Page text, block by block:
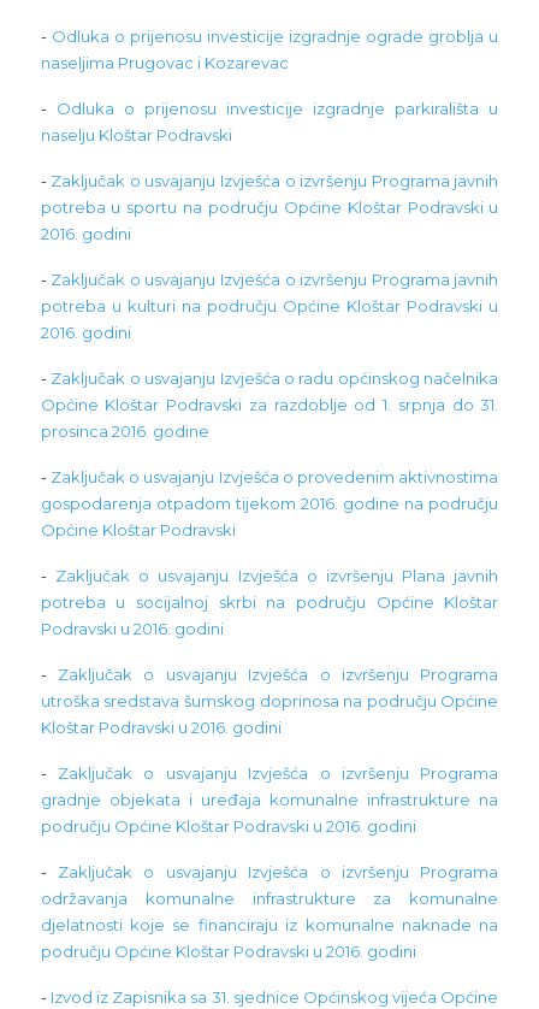
- Odluka o prijenosu investicije izgradnje ograde groblja u
naseljima Prugovac i Kozarevac
-Odluka o prijenosu investicije izgradnje parkirališta u
naselju Kloštar Podravski
- Zaključak o usvajanju Izvješća o izvršenju Programa javnih
potreba u sportu na području Općine Kloštar Podravski u
2016. godini
- Zaključak o usvajanju Izvješća o izvršenju Programa javnih
potreba u kulturi na području Općine Kloštar Podravski u
2016. godini
-Zaključak o usvajanju Izvješća o radu općinskog načelnika
Općine Kloštar Podravski za razdoblje od 1. srpnja do 31.
prosinca 2016. godine
- Zaključak o usvajanju Izvješća o provedenim aktivnostima
gospodarenja otpadom tijekom 2016. godine na području
Općine Kloštar Podravski
-Zaključak o usvajanju Izvješća o izvršenju Plana javnih
potreba u socijalnoj skrbi na području Općine Kloštar
Podravski u 2016. godini
- Zaključak o usvajanju Izvješća o izvršenju Programa
utroška sredstava šumskog doprinosa na području Općine
Kloštar Podravski u 2016. godini
- Zaključak o usvajanju Izvješća o izvršenju Programa
gradnje objekata i uređaja komunalne infrastrukture na
području Općine Kloštar Podravski u 2016. godini
-Zaključak o usvajanju Izvješća o izvršenju Programa
održavanja komunalne infrastrukture za komunalne
djelatnosti koje se financiraju iz komunalne naknade na
području Općine Kloštar Podravski u 2016. godini
- Izvod iz Zapisnika sa 31. sjednice Općinskog vijeća Općine